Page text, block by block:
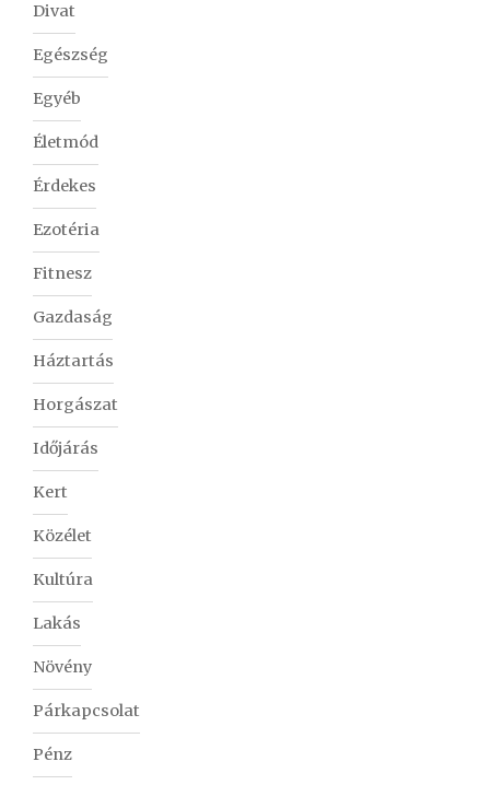
Divat
Egészség
Egyéb
Életmód
Érdekes
Ezotéria
Fitnesz
Gazdaság
Háztartás
Horgászat
Időjárás
Kert
Közélet
Kultúra
Lakás
Növény
Párkapcsolat
Pénz